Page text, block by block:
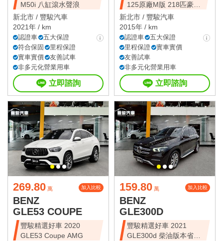
M50i 八缸滾水聲浪
新北市 / 豐駿汽車
2021年 / km
認證車
五大保證
符合保固
里程保證
實車實價
友善試車
非多元化營業用車
立即諮詢
125原廠M版 218匹豪華
動力
新北市 / 豐駿汽車
2015年 / km
認證車
五大保證
里程保證
實車實價
友善試車
非多元化營業用車
立即諮詢
269.80 萬 加入比較
BENZ
GLE53 COUPE
豐駿精選好車 2020
GLE53 Coupe AMG
159.80 萬 加入比較
BENZ
GLE300D
豐駿精選好車 2021
GLE300d 柴油版本省油